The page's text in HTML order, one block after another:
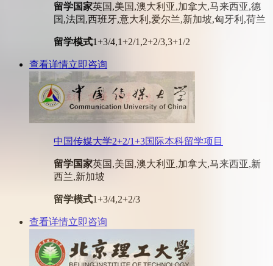
留学国家英国,美国,澳大利亚,加拿大,马来西亚,德
国,法国,西班牙,意大利,爱尔兰,新加坡,匈牙利,荷兰
留学模式1+3/4,1+2/1,2+2/3,3+1/2
查看详情立即咨询
中国传媒大学2+2/1+3国际本科留学项目
留学国家英国,美国,澳大利亚,加拿大,马来西亚,新
西兰,新加坡
留学模式1+3/4,2+2/3
查看详情立即咨询